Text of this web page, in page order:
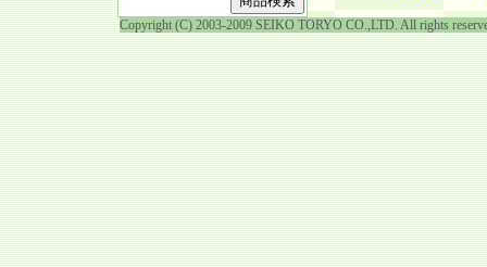
Copyright (C) 2003-2009 SEIKO TORYO CO.,LTD. All rights